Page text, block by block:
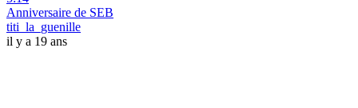
Anniversaire de SEB
titi_la_guenille
il y a 19 ans